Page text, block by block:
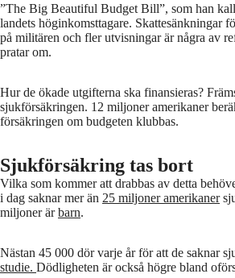
”The Big Beautiful Budget Bill”, som han
landets höginkomsttagare. Skattesänkningar
på militären och fler utvisningar är några av
pratar om.
Hur de ökade utgifterna ska finansieras?
sjukförsäkringen. 12 miljoner amerikaner
försäkringen om budgeten klubbas.
Sjukförsäkring tas bort
Vilka som kommer att drabbas av detta
i dag saknar mer än 25 miljoner amerikaner
miljoner ärbarn.
Nästan 45 000 dör varje år för att de saknar
studie. Dödligheten är också högre bland